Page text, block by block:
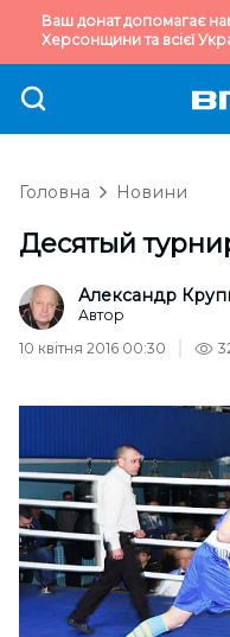
Ваш донат допомагає
Херсонщини та всієї
Головна Новини
Десятый
Александр
Автор
10 квітня 2016 00:30